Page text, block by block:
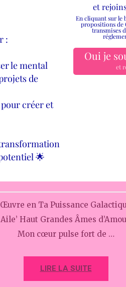
CURSUS
CURSUS GALACTIQUE
Œuvre en Ta Puissance
Aile’ Haut Grandes Âmes
Mon cœur pulse fort de …
LIRE LA SUITE